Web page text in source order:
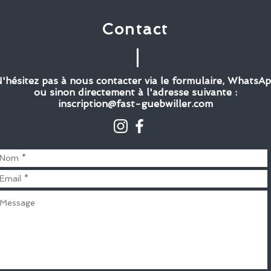
Contact
pas à nous contacter via le formulaire,
ou sinon directement à l'adresse suivante :
inscription@fast-guebwiller.com